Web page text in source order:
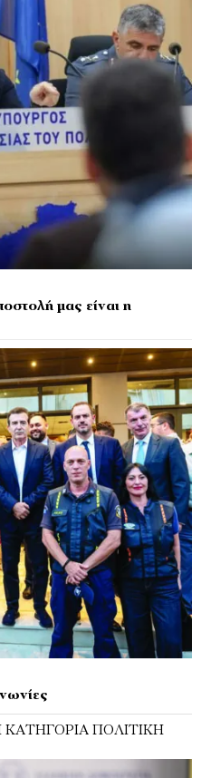
μας είναι η
ΠΟΛΙΤΙΚΉ